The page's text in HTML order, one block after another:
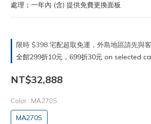
處理；一年內 (含) 提供免費更換面板
限時 $398 宅配超取免運，外島地區請先與
全館299折10元，699折30元 on selected
NT$32,888
Color : MA270S
MA270S